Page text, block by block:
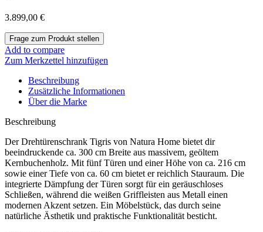
3.899,00 €
Add to compare
Zum Merkzettel hinzufügen
Beschreibung
Zusätzliche Informationen
Über die Marke
Beschreibung
Der Drehtürenschrank Tigris von Natura Home bietet dir
beeindruckende ca. 300 cm Breite aus massivem, geöltem
Kernbuchenholz. Mit fünf Türen und einer Höhe von ca. 216 cm
sowie einer Tiefe von ca. 60 cm bietet er reichlich Stauraum. Die
integrierte Dämpfung der Türen sorgt für ein geräuschloses
Schließen, während die weißen Griffleisten aus Metall einen
modernen Akzent setzen. Ein Möbelstück, das durch seine
natürliche Ästhetik und praktische Funktionalität besticht.